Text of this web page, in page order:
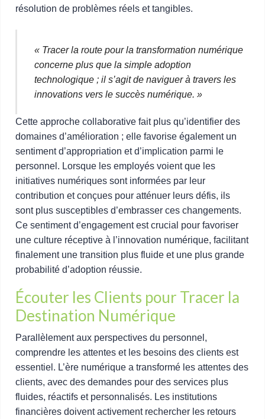
résolution de problèmes réels et tangibles.
« Tracer la route pour la transformation numérique
concerne plus que la simple adoption
technologique ; il s’agit de naviguer à travers les
innovations vers le succès numérique. »
Cette approche collaborative fait plus qu’identifier des
domaines d’amélioration ; elle favorise également un
sentiment d’appropriation et d’implication parmi le
personnel. Lorsque les employés voient que les
initiatives numériques sont informées par leur
contribution et conçues pour atténuer leurs défis, ils
sont plus susceptibles d’embrasser ces changements.
Ce sentiment d’engagement est crucial pour favoriser
une culture réceptive à l’innovation numérique, facilitant
finalement une transition plus fluide et une plus grande
probabilité d’adoption réussie.
Écouter les Clients pour Tracer la
Destination Numérique
Parallèlement aux perspectives du personnel,
comprendre les attentes et les besoins des clients est
essentiel. L’ère numérique a transformé les attentes des
clients, avec des demandes pour des services plus
fluides, réactifs et personnalisés. Les institutions
financières doivent activement rechercher les retours